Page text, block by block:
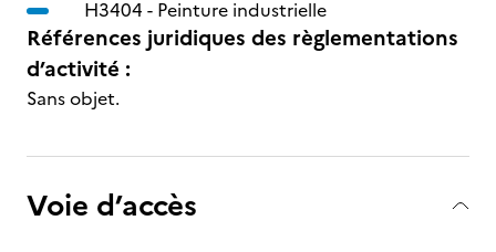
H3404 - Peinture industrielle
Références juridiques des règlementations
d’activité :
Sans objet.
Voie d’accès